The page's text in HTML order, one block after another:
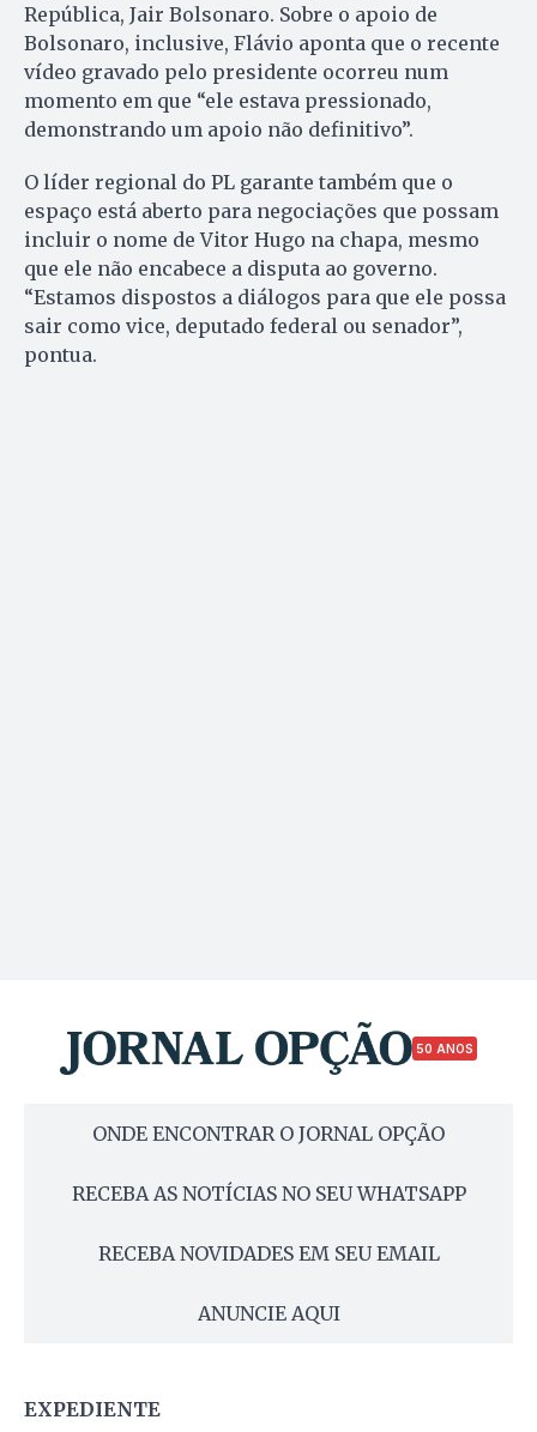
República, Jair Bolsonaro. Sobre o apoio de
Bolsonaro, inclusive, Flávio aponta que o recente
vídeo gravado pelo presidente ocorreu num
momento em que “ele estava pressionado,
demonstrando um apoio não definitivo”.
O líder regional do PL garante também que o
espaço está aberto para negociações que possam
incluir o nome de Vitor Hugo na chapa, mesmo
que ele não encabece a disputa ao governo.
“Estamos dispostos a diálogos para que ele possa
sair como vice, deputado federal ou senador”,
pontua.
50 ANOS
ONDE ENCONTRAR O JORNAL OPÇÃO
RECEBA AS NOTÍCIAS NO SEU WHATSAPP
RECEBA NOVIDADES EM SEU EMAIL
ANUNCIE AQUI
EXPEDIENTE